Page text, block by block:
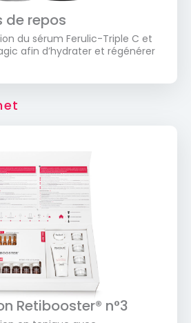
de repos
du sérum Ferulic-Triple C et
afin d’hydrater et régénérer
Retibooster® n°3